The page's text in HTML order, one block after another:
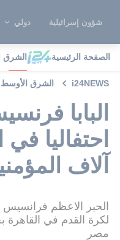
شؤون إسرائيلية دولي
الصفحة الرئيسية الشرق
i24NEWS الشرق الأوسط
البابا
احتفاليا
آلاف
الحبر الاعظم فرانسيس
لكرة القدم في
مصر